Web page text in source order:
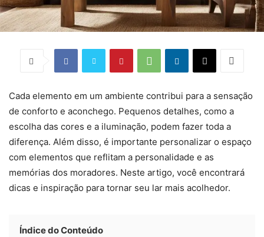
Cada elemento em um ambiente contribui para a sensação
de conforto e aconchego. Pequenos detalhes, como a
escolha das cores e a iluminação, podem fazer toda a
diferença. Além disso, é importante personalizar o espaço
com elementos que reflitam a personalidade e as
memórias dos moradores. Neste artigo, você encontrará
dicas e inspiração para tornar seu lar mais acolhedor.
Índice do Conteúdo